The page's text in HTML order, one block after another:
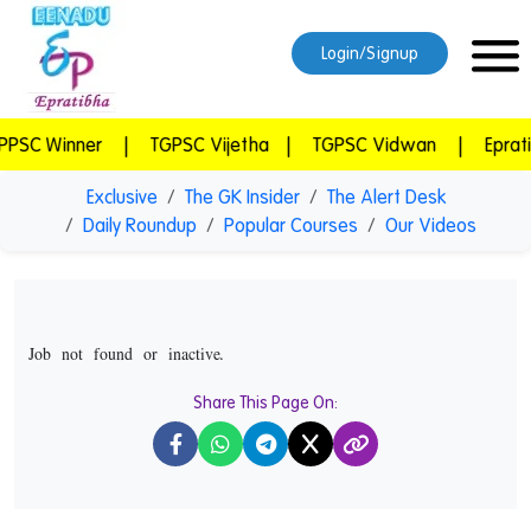
Exclusive The GK Insider
The Alert Desk
Daily Roundup
Popular Courses Our Videos
Job not found or inactive.
Share This Page On:
X
Login/Signup
| TGPSC Vijetha | TGPSC Vidwan | Epratibha